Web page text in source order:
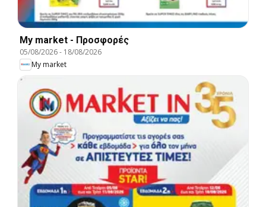
My market - Προσφορές
05/08/2026- 18/08/2026
My market